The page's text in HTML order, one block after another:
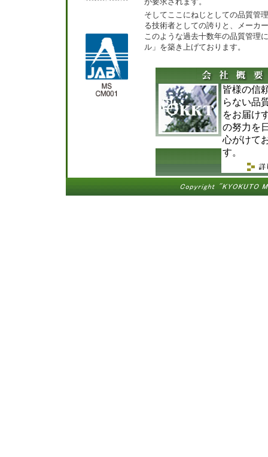
そしてここにねじとしての品質管
る技術者としての誇りと、メーカ
このような過去十数年の品質管理
ル」を築き上げております。
皆様の信
らない品
をお届け
の努力を
心がけて
す。